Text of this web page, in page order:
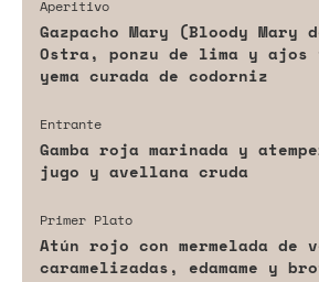
Aperitivo
Gazpacho Mary (Bloody Mary
Ostra, ponzu de lima y
yema curada de codorniz
Entrante
Gamba roja marinada y
jugo y avellana cruda
Primer Plato
Atún rojo con mermelada de
caramelizadas, edamame y